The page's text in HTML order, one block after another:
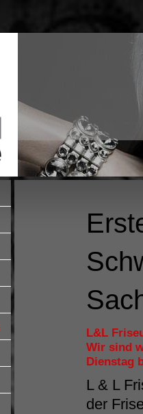
L&L
Wir sind
Dienstag
L & L
der